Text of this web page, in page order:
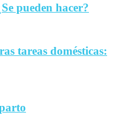
pueden hacer?
tareas domésticas: